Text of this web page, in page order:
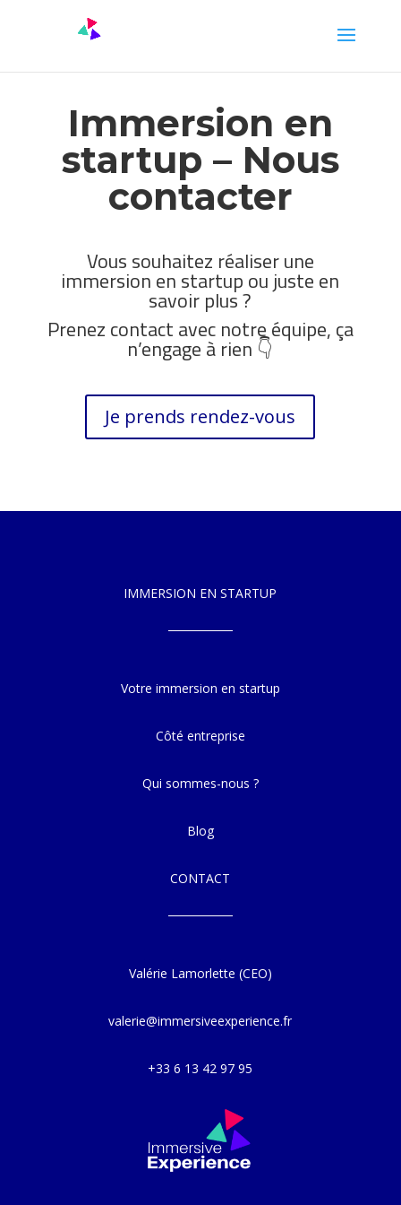
Immersion en
startup – Nous
contacter
Vous souhaitez réaliser une
immersion en startup ou juste en
savoir plus ?
Prenez contact avec notre équipe, ça
n’engage à rien 👇
Je prends rendez-vous
IMMERSION EN STARTUP
Votre immersion en startup
Côté entreprise
Qui sommes-nous ?
Blog
CONTACT
Valérie Lamorlette (CEO)
valerie@immersiveexperience.fr
+33 6 13 42 97 95